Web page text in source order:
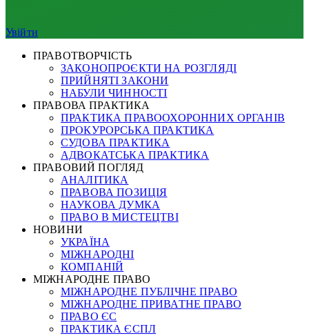
Увійти
ПРАВОТВОРЧІСТЬ
ЗАКОНОПРОЄКТИ НА РОЗГЛЯДІ
ПРИЙНЯТІ ЗАКОНИ
НАБУЛИ ЧИННОСТІ
ПРАВОВА ПРАКТИКА
ПРАКТИКА ПРАВООХОРОННИХ ОРГАНІВ
ПРОКУРОРСЬКА ПРАКТИКА
СУДОВА ПРАКТИКА
АДВОКАТСЬКА ПРАКТИКА
ПРАВОВИЙ ПОГЛЯД
АНАЛІТИКА
ПРАВОВА ПОЗИЦІЯ
НАУКОВА ДУМКА
ПРАВО В МИСТЕЦТВІ
НОВИНИ
УКРАЇНА
МІЖНАРОДНІ
КОМПАНІЙ
МІЖНАРОДНЕ ПРАВО
МІЖНАРОДНЕ ПУБЛІЧНЕ ПРАВО
МІЖНАРОДНЕ ПРИВАТНЕ ПРАВО
ПРАВО ЄС
ПРАКТИКА ЄСПЛ